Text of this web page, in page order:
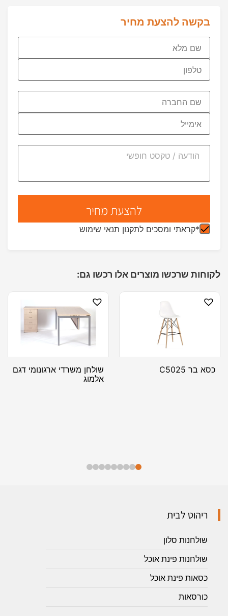
בקשה להצעת מחיר
*קראתי ומסכים לתקנון תנאי שימוש
לקוחות שרכשו מוצרים אלו רכשו גם:
כסא בר C5025
שולחן משרדי ארגונומי דגם
אלמוג
ריהוט לבית
שולחנות סלון
שולחנות פינת אוכל
כסאות פינת אוכל
כורסאות